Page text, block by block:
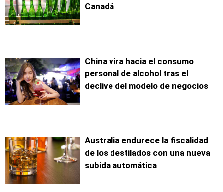
Canadá
China vira hacia el consumo
personal de alcohol tras el
declive del modelo de negocios
Australia endurece la fiscalidad
de los destilados con una nueva
subida automática